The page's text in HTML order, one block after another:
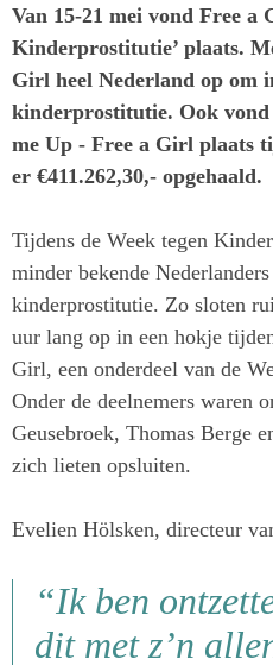
Van 15-21 mei vond Free a
Kinderprostitutie’ plaats.
Girl heel Nederland op om
kinderprostitutie. Ook
me Up - Free a Girl plaats
er €411.262,30,- opgehaald.
Tijdens de Week tegen
minder bekende
kinderprostitutie. Zo sloten
uur lang op in een hokje
Girl, een onderdeel van de
Onder de deelnemers waren
Geusebroek, Thomas Berge
zich lieten opsluiten.
Evelien Hölsken, directeur
“Ik ben
dit met z’n